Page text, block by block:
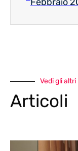
Vedi gli altri
Articoli